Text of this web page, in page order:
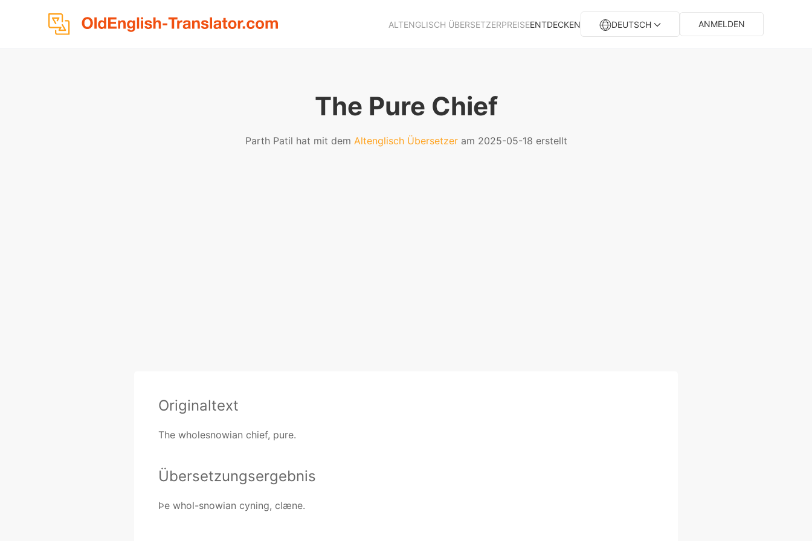
ALTENGLISCH ÜBERSETZERPREISEENTDECKEN DEUTSCH ANMELDEN
The Pure Chief
Parth Patil hat mit dem Altenglisch Übersetzeram 2025-05-18 erstellt
Originaltext
The wholesnowian chief, pure.
Übersetzungsergebnis
Þe whol-snowian cyning, clæne.